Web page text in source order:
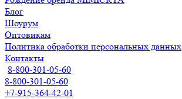
Блог
Шоурум
Оптовикам
Политика обработки персональных данных
Контакты
8-800-301-05-60
8-800-301-05-60
+7-915-364-42-01